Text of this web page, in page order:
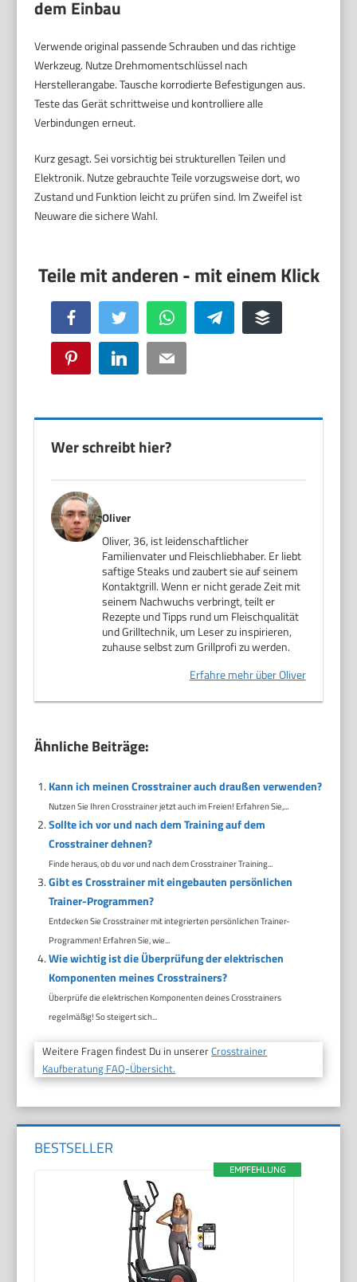
dem Einbau
Verwende original passende Schrauben und das richtige
Werkzeug. Nutze Drehmomentschlüssel nach
Herstellerangabe. Tausche korrodierte Befestigungen aus.
Teste das Gerät schrittweise und kontrolliere alle
Verbindungen erneut.
Kurz gesagt. Sei vorsichtig bei strukturellen Teilen und
Elektronik. Nutze gebrauchte Teile vorzugsweise dort, wo
Zustand und Funktion leicht zu prüfen sind. Im Zweifel ist
Neuware die sichere Wahl.
Facebook Twitter WhatsApp Telegram Buffer
Pinterest LinkedIn Email
Wer schreibt hier?
Oliver
Oliver, 36, ist leidenschaftlicher
Familienvater und Fleischliebhaber. Er liebt
saftige Steaks und zaubert sie auf seinem
Kontaktgrill. Wenn er nicht gerade Zeit mit
seinem Nachwuchs verbringt, teilt er
Rezepte und Tipps rund um Fleischqualität
und Grilltechnik, um Leser zu inspirieren,
zuhause selbst zum Grillprofi zu werden.
Erfahre mehr über Oliver
Ähnliche Beiträge:
Kann ich meinen Crosstrainer auch draußen verwenden?
Nutzen Sie Ihren Crosstrainer jetzt auch im Freien! Erfahren Sie,...
Sollte ich vor und nach dem Training auf dem
Crosstrainer dehnen?
Finde heraus, ob du vor und nach dem Crosstrainer Training...
Gibt es Crosstrainer mit eingebauten persönlichen
Trainer-Programmen?
Entdecken Sie Crosstrainer mit integrierten persönlichen Trainer-
Programmen! Erfahren Sie, wie...
Wie wichtig ist die Überprüfung der elektrischen
Komponenten meines Crosstrainers?
Überprüfe die elektrischen Komponenten deines Crosstrainers
regelmäßig! So steigert sich...
Weitere Fragen findest Du in unsererCrosstrainer
Kaufberatung FAQ-Übersicht.
BESTSELLER
EMPFEHLUNG